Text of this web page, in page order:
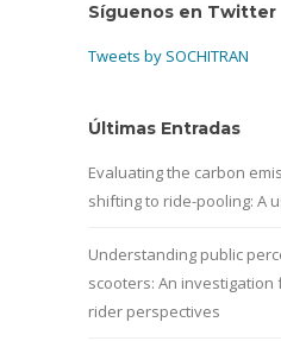
Síguenos en Twitter
Tweets by SOCHITRAN
Últimas Entradas
Evaluating the carbon
shifting to ride-pooling: A
Understanding public
scooters: An
rider perspectives